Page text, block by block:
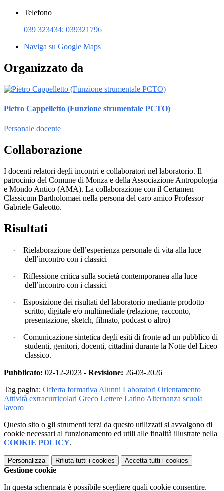
Telefono
039 323434; 039321796
Naviga su Google Maps
Organizzato da
Pietro Cappelletto (Funzione strumentale PCTO)
Personale docente
Collaborazione
I docenti relatori degli incontri e collaboratori nel laboratorio. Il
patrocinio del Comune di Monza e della Associazione Antropologia
e Mondo Antico (AMA). La collaborazione con il Certamen
Classicum Bartholomaei nella persona del caro amico Professor
Gabriele Galeotto.
Risultati
·
Rielaborazione dell’esperienza personale di vita alla luce
dell’incontro con i classici
·
Riflessione critica sulla società contemporanea alla luce
dell’incontro con i classici
·
Esposizione dei risultati del laboratorio mediante prodotto
scritto, digitale e/o multimediale (relazione, racconto,
presentazione, sketch, filmato, podcast o altro)
·
Comunicazione sintetica degli esiti di fronte ad un pubblico di
studenti, genitori, docenti, cittadini durante la Notte del Liceo
classico.
Pubblicato: 02-12-2023 - Revisione: 26-03-2026
Tag pagina: Offerta formativa Alunni Laboratori Orientamento
Attività extracurricolari Greco Lettere Latino Alternanza scuola
lavoro
Questo sito o gli strumenti terzi da questo utilizzati si avvalgono di
cookie necessari al funzionamento ed utili alle finalità illustrate nella
COOKIE POLICY.
Personalizza Rifiuta tutti i cookies Accetta tutti i cookies
Gestione cookie
In questa schermata è possibile scegliere quali cookie consentire.